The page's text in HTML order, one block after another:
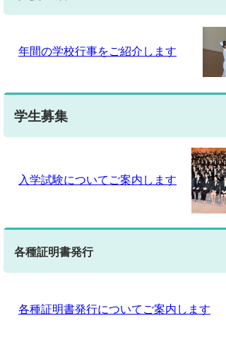
年間の学校行事をご紹介します
学生募集
入学試験についてご案内します
各種証明書発行
各種証明書発行についてご案内します